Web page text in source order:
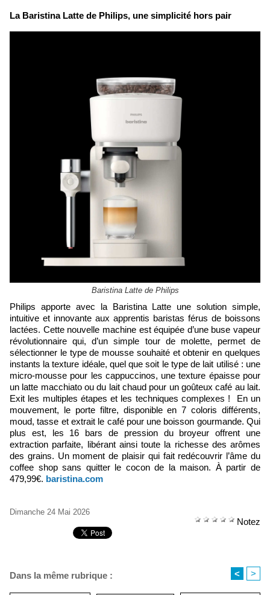
La Baristina Latte de Philips, une simplicité hors pair
Baristina Latte de Philips
Philips apporte avec la Baristina Latte une solution simple,
intuitive et innovante aux apprentis baristas férus de boissons
lactées. Cette nouvelle machine est équipée d’une buse vapeur
révolutionnaire qui, d’un simple tour de molette, permet de
sélectionner le type de mousse souhaité et obtenir en quelques
instants la texture idéale, quel que soit le type de lait utilisé : une
micro-mousse pour les cappuccinos, une texture épaisse pour
un latte macchiato ou du lait chaud pour un goûteux café au lait.
Exit les multiples étapes et les techniques complexes ! En un
mouvement, le porte filtre, disponible en 7 coloris différents,
moud, tasse et extrait le café pour une boisson gourmande. Qui
plus est, les 16 bars de pression du broyeur offrent une
extraction parfaite, libérant ainsi toute la richesse des arômes
des grains. Un moment de plaisir qui fait redécouvrir l’âme du
coffee shop sans quitter le cocon de la maison. À partir de
479,99€. baristina.com
Dimanche 24 Mai 2026
Notez
Dans la même rubrique : < >